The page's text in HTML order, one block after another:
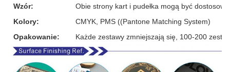
Wzór:
Obie strony kart i pudełka mogą być
Kolory:
CMYK, PMS ((Pantone Matching System)
Opakowanie:
Każde zestawy zmniejszają się, 100-200